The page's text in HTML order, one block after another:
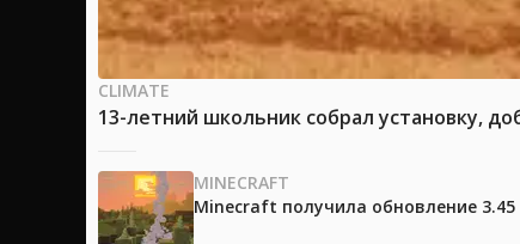
CLIMATE
13-летний школьник собрал установку,
MINECRAFT
Minecraft получила обновление